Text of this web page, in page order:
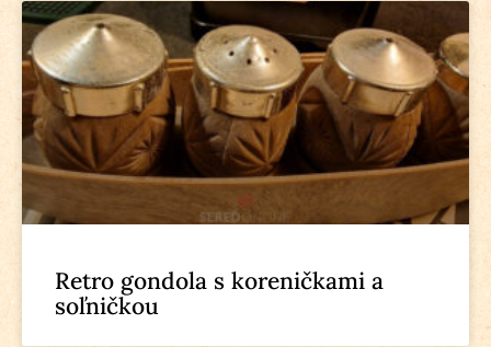
Retro gondola s koreničkami a
soľničkou